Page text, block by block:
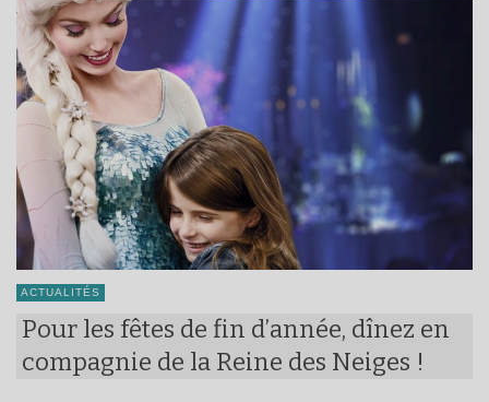
ACTUALITÉS
Pour les fêtes de fin d’année, dînez en
compagnie de la Reine des Neiges !